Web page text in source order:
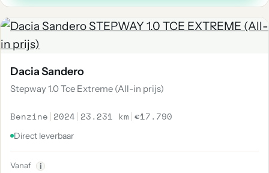
Dacia Sandero
Stepway 1.0 Tce Extreme (All-in prijs)
Benzine | 2024 | 23.231 km |€17.790
Direct leverbaar
Vanaf i